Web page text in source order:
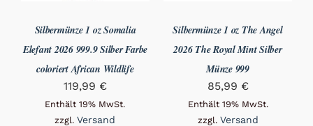
Silbermünze 1 oz Somalia
Elefant 2026 999.9 Silber Farbe
coloriert African Wildlife
119,99 €
Enthält 19% MwSt.
zzgl.Versand
Silbermünze 1 oz The Angel
2026 The Royal Mint Silber
Münze 999
85,99 €
Enthält 19% MwSt.
zzgl. Versand